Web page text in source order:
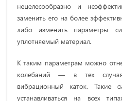
нецелесообразно и
заменить его на более
либо изменить параметры
уплотняемый материал.
К таким параметрам можно
колебаний — в тех
вибрационный каток. Такие
устанавливаться на всех